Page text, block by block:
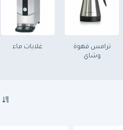
ترامس قهوة
وشاي
غلايات ماء